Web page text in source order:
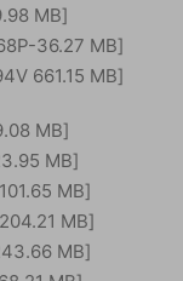
MB]
36.27 MB]
661.15 MB]
MB]
MB]
MB]
MB]
MB]